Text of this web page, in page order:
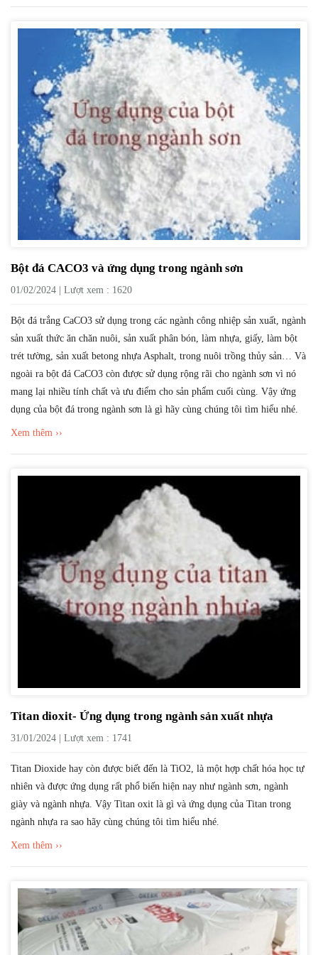
Bột đá CACO3 và ứng dụng trong ngành sơn
01/02/2024 | Lượt xem : 1620
Bột đá trắng CaCO3 sử dụng trong các ngành công nhiệp sản xuất, ngành
sản xuất thức ăn chăn nuôi, sản xuất phân bón, làm nhựa, giấy, làm bột
trét tường, sản xuất betong nhựa Asphalt, trong nuôi trồng thủy sản… Và
ngoài ra bột đá CaCO3 còn được sử dụng rộng rãi cho ngành sơn vì nó
mang lại nhiều tính chất và ưu điểm cho sản phẩm cuối cùng. Vậy ứng
dụng của bột đá trong ngành sơn là gì hãy cùng chúng tôi tìm hiểu nhé.
Xem thêm ››
Titan dioxit- Ứng dụng trong ngành sản xuất nhựa
31/01/2024 | Lượt xem : 1741
Titan Dioxide hay còn được biết đến là TiO2, là một hợp chất hóa học tự
nhiên và được ứng dụng rất phổ biến hiện nay như ngành sơn, ngành
giày và ngành nhựa. Vậy Titan oxit là gì và ứng dụng của Titan trong
ngành nhựa ra sao hãy cùng chúng tôi tìm hiểu nhé.
Xem thêm ››